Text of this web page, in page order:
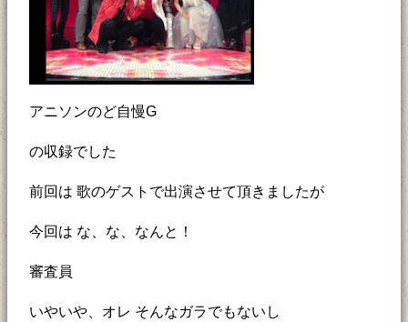
アニソンのど自慢G
の収録でした
前回は 歌のゲストで出演させて頂きましたが
今回は な、な、なんと！
審査員
いやいや、オレ そんなガラでもないし